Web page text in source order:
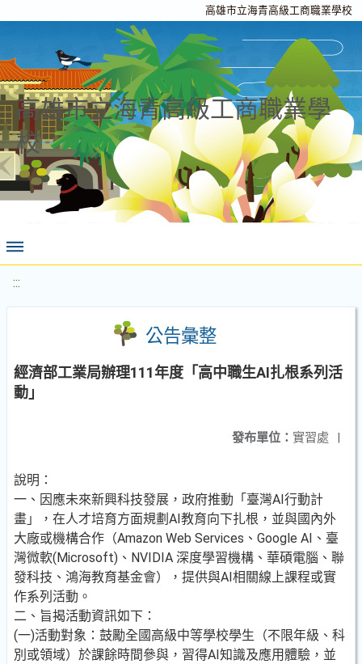
高雄市立海青高級工商職業學校
高雄市立海青高級工商職業學
校
:::
公告彙整
經濟部工業局辦理111年度「高中職生AI扎根系列活
動」
發布單位： 實習處 |
說明：
一、因應未來新興科技發展，政府推動「臺灣AI行動計
畫」，在人才培育方面規劃AI教育向下扎根，並與國內外
大廠或機構合作（Amazon Web Services、Google AI、臺
灣微軟(Microsoft)、NVIDIA 深度學習機構、華碩電腦、聯
發科技、鴻海教育基金會），提供與AI相關線上課程或實
作系列活動。
二、旨揭活動資訊如下：
(一)活動對象：鼓勵全國高級中等學校學生（不限年級、科
別或領域）於課餘時間參與，習得AI知識及應用體驗，並